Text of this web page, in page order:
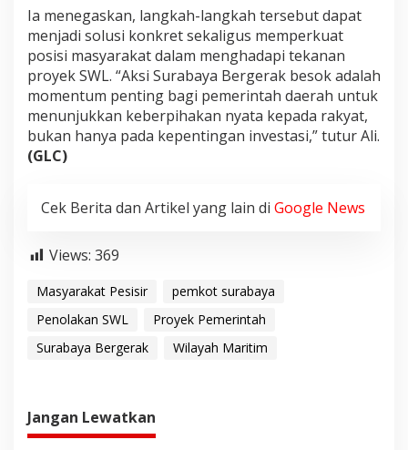
Ia menegaskan, langkah-langkah tersebut dapat
menjadi solusi konkret sekaligus memperkuat
posisi masyarakat dalam menghadapi tekanan
proyek SWL. “Aksi Surabaya Bergerak besok adalah
momentum penting bagi pemerintah daerah untuk
menunjukkan keberpihakan nyata kepada rakyat,
bukan hanya pada kepentingan investasi,” tutur Ali.
(GLC)
Cek Berita dan Artikel yang lain di Google News
Views: 369
Masyarakat Pesisir
pemkot surabaya
Penolakan SWL
Proyek Pemerintah
Surabaya Bergerak
Wilayah Maritim
Jangan Lewatkan